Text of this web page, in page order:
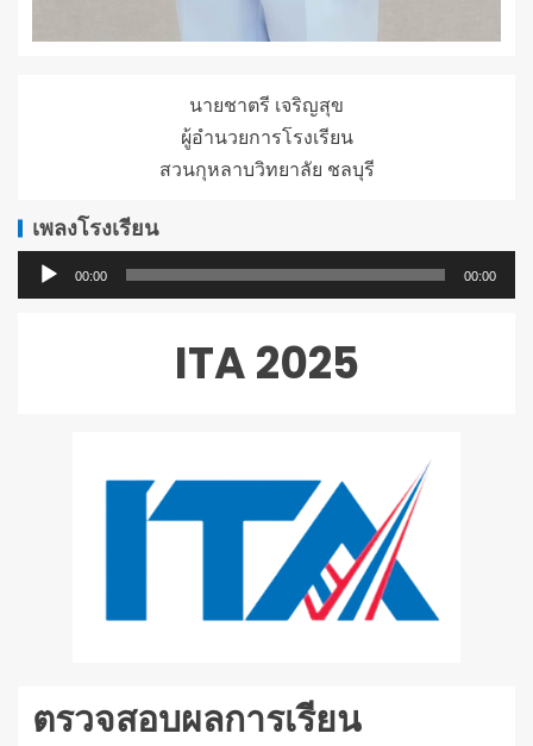
นายชาตรี เจริญสุข
ผู้อำนวยการโรงเรียน
สวนกุหลาบวิทยาลัย ชลบุรี
เพลงโรงเรียน
ตัว
00:00 00:00
ITA 2025
ตรวจสอบผลการเรียน